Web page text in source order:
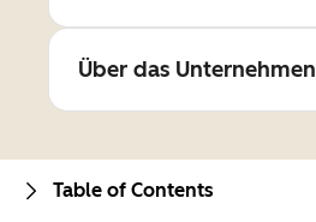
Über das Unternehmen
Table of Contents